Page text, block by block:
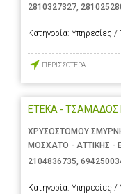
2810327327
Κατηγορία: Υπηρεσίες
ΠΕΡΙΣΣΟΤΕΡΑ
ΕΤΕΚΑ - ΤΣΑΜΑΔΟΣ
ΧΡΥΣΟΣΤΟΜΟΥ
ΜΟΣΧΑΤΟ - ΑΤΤΙΚΗΣ -
2104836735,
Κατηγορία: Υπηρεσίες /